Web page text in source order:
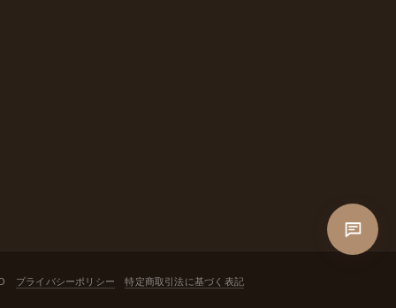
プライバシーポリシー 特定商取引法に基づく表記